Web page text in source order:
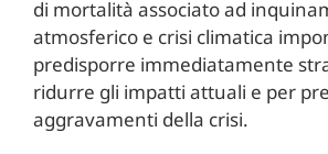
di mortalità associato ad
atmosferico e crisi climatica
predisporre immediatamente
ridurre gli impatti attuali e per
aggravamenti della crisi.